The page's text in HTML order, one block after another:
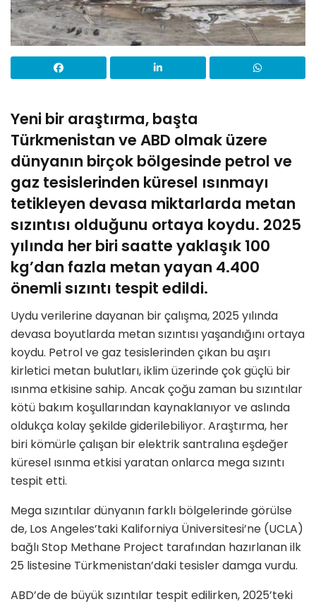
Yeni bir araştırma, başta
Türkmenistan ve ABD olmak üzere
dünyanın birçok bölgesinde petrol ve
gaz tesislerinden küresel ısınmayı
tetikleyen devasa miktarlarda metan
sızıntısı olduğunu ortaya koydu. 2025
yılında her biri saatte yaklaşık 100
kg’dan fazla metan yayan 4.400
önemli sızıntı tespit edildi.
Uydu verilerine dayanan bir çalışma, 2025 yılında
devasa boyutlarda metan sızıntısı yaşandığını ortaya
koydu. Petrol ve gaz tesislerinden çıkan bu aşırı
kirletici metan bulutları, iklim üzerinde çok güçlü bir
ısınma etkisine sahip. Ancak çoğu zaman bu sızıntılar
kötü bakım koşullarından kaynaklanıyor ve aslında
oldukça kolay şekilde giderilebiliyor. Araştırma, her
biri kömürle çalışan bir elektrik santralına eşdeğer
küresel ısınma etkisi yaratan onlarca mega sızıntı
tespit etti.
Mega sızıntılar dünyanın farklı bölgelerinde görülse
de, Los Angeles’taki Kaliforniya Üniversitesi’ne (UCLA)
bağlı Stop Methane Project tarafından hazırlanan ilk
25 listesine Türkmenistan’daki tesisler damga vurdu.
ABD’de de büyük sızıntılar tespit edilirken, 2025’teki